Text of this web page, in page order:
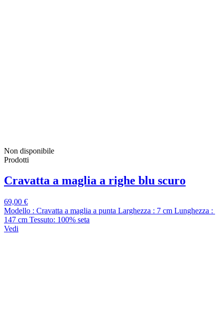
Non disponibile
Prodotti
Cravatta a maglia a righe blu scuro
69,00 €
Modello : Cravatta a maglia a punta Larghezza : 7 cm Lunghezza :
147 cm Tessuto: 100% seta
Vedi